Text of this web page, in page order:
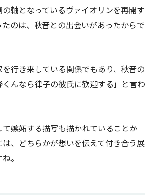
の軸となっているヴァイオリンを再開す
のは、秋音との出会いがあったからで
を行き来している関係でもあり、秋音の
んなら律子の彼氏に歓迎する」と言わ
嫉妬する描写も描かれていることか
は、どちらかが想いを伝えて付き合う展
。